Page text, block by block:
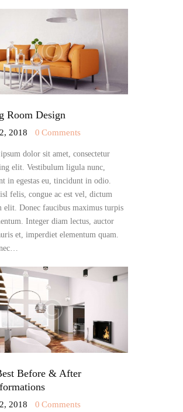
Room Design
2018 0 Comments
dolor sit amet, consectetur
elit. Vestibulum ligula nunc,
in egestas eu, tincidunt in odio.
felis, congue ac est vel, dictum
elit. Donec faucibus maximus turpis
Integer diam lectus, auctor
et, imperdiet elementum quam.
Before & After
2018 0 Comments